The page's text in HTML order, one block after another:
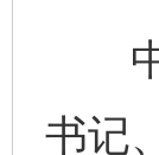
中
书记